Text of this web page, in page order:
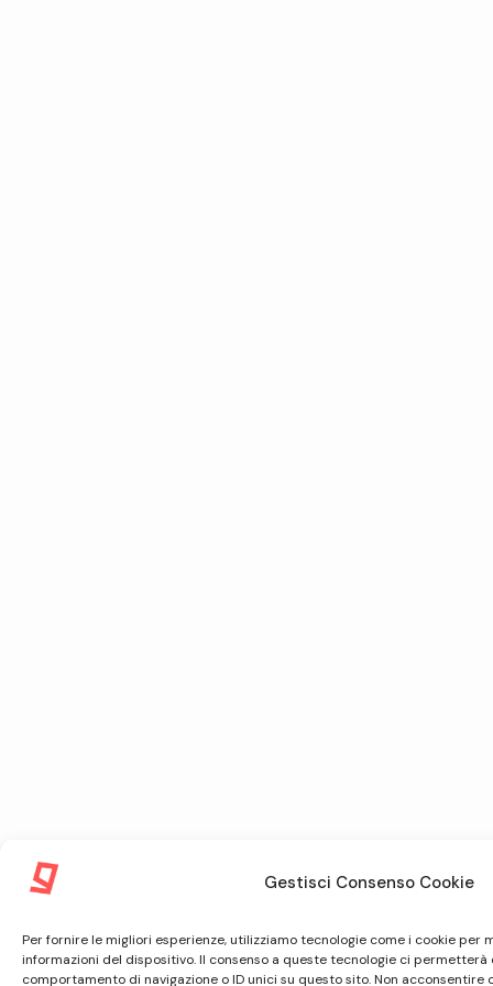
Gestisci Consenso Cookie
Per fornire le migliori esperienze, utilizziamo tecnologie come i cookie per
informazioni del dispositivo. Il consenso a queste tecnologie ci
comportamento di navigazione o ID unici su questo sito. Non